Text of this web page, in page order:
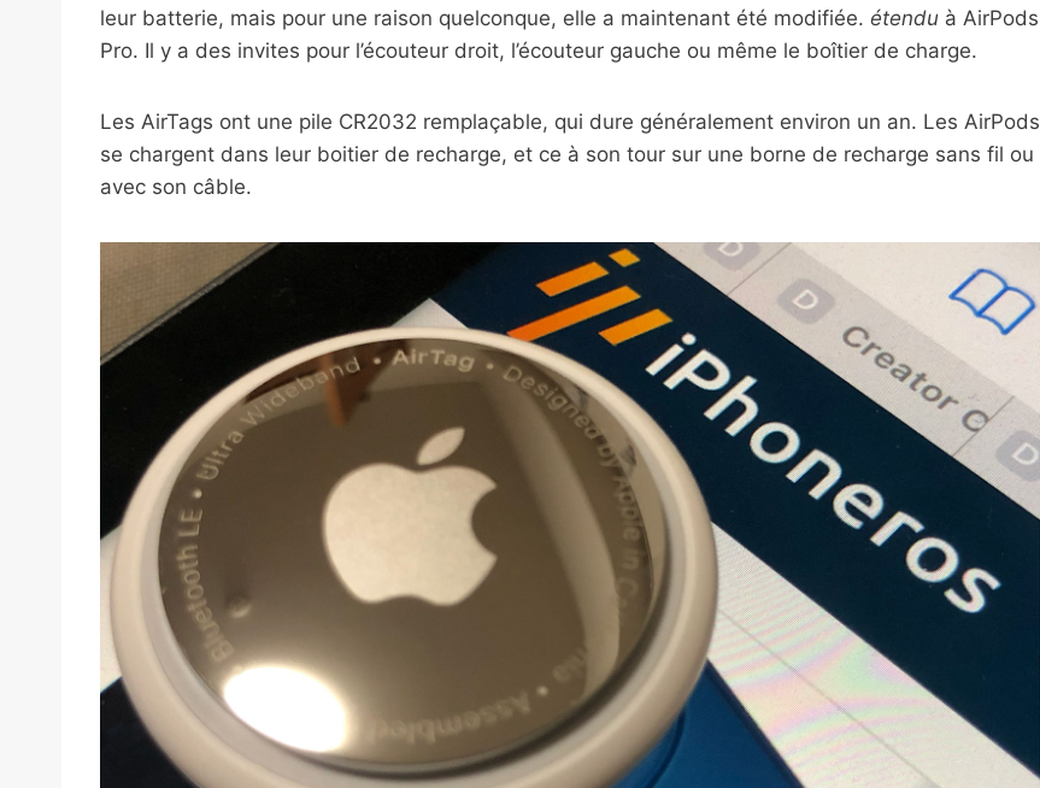
leur batterie, mais pour une raison quelconque, elle a maintenant été modifiée. étendu à AirPods
Pro. Il y a des invites pour l’écouteur droit, l’écouteur gauche ou même le boîtier de charge.
Les AirTags ont une pile CR2032 remplaçable, qui dure généralement environ un an. Les AirPods
se chargent dans leur boitier de recharge, et ce à son tour sur une borne de recharge sans fil ou
avec son câble.